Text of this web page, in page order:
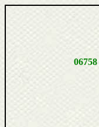
06758